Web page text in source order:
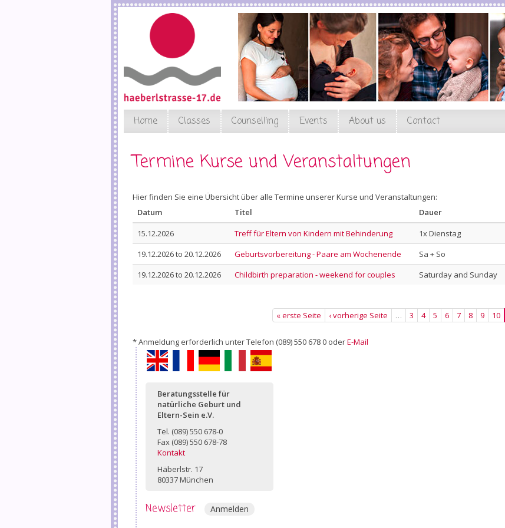
Home Classes Counselling Events About us Contact
Termine Kurse und Veranstaltungen
Hier finden Sie eine Übersicht über alle Termine unserer Kurse und Veranstaltungen:
Datum
Titel Dauer
15.12.2026
Treff für Eltern von Kindern mit Behinderung 1x Dienstag
19.12.2026to 20.12.2026 Geburtsvorbereitung - Paare am Wochenende Sa + So
19.12.2026to 20.12.2026 Childbirth preparation - weekend for couples Saturday and Sunday
« erste Seite ‹ vorherige Seite … 3 4 5 6 7 8 9 10
* Anmeldung erforderlich unter Telefon (089) 550 678 0 oderE-Mail
Français Italiano
Beratungsstelle für
natürliche Geburt und
Eltern-Sein e.V.
Tel. (089) 550 678-0
Fax (089) 550 678-78
Kontakt
Häberlstr. 17
80337 München
Newsletter Anmelden